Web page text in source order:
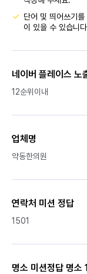
단어 및 띄어쓰기
이 있을 수 있습니
네이버 플레이스 노
12순위이내
업체명
약동한의원
연락처 미션 정답
1501
명소 미션정답 명소